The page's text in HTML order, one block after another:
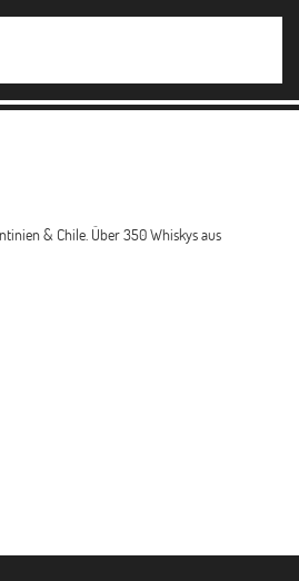
& Chile. Über 350 Whiskys aus